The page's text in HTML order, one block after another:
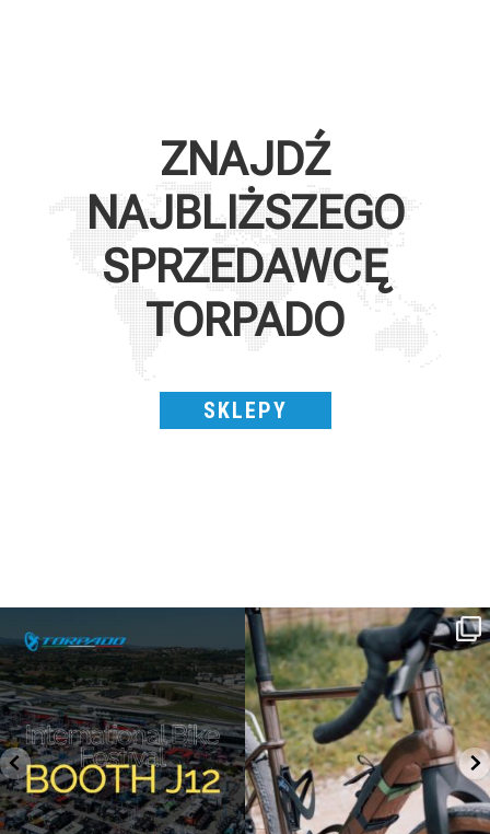
ZNAJDŹ
NAJBLIŻSZEGO
SPRZEDAWCĘ
TORPADO
SKLEPY
IBF sta per...
17 1
Kepler R è la gravel pensata per affrontare
lunghe...
27 0